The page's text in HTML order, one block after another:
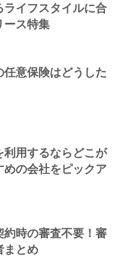
ライフスタイルに合
ース特集
任意保険はどうした
利用するならどこが
めの会社をピックア
約時の審査不要！審
まとめ